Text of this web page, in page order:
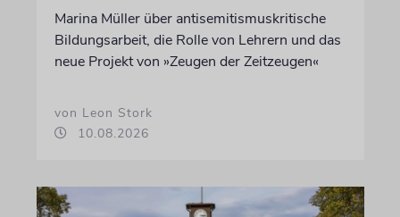
Marina Müller über antisemitismuskritische
Bildungsarbeit, die Rolle von Lehrern und das
neue Projekt von »Zeugen der Zeitzeugen«
von Leon Stork
10.08.2026